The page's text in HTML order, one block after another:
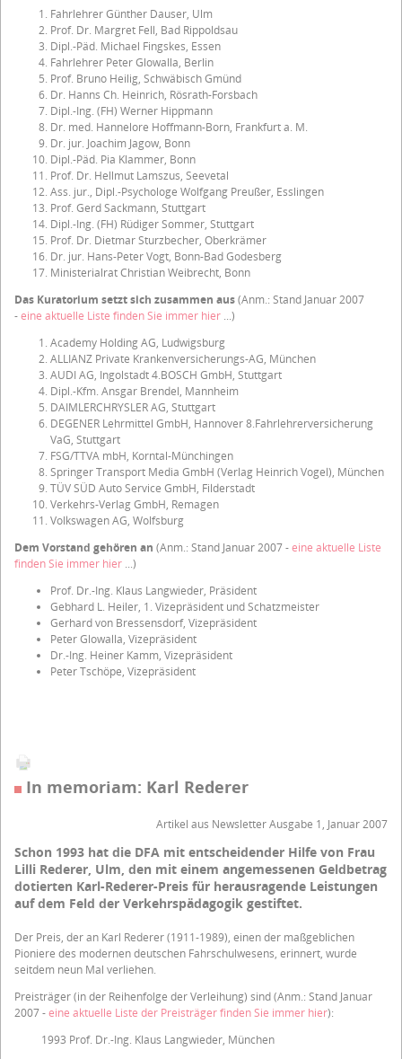
Fahrlehrer Günther Dauser, Ulm
Prof. Dr. Margret Fell, Bad Rippoldsau
Dipl.-Päd. Michael Fingskes, Essen
Fahrlehrer Peter Glowalla, Berlin
Prof. Bruno Heilig, Schwäbisch Gmünd
Dr. Hanns Ch. Heinrich, Rösrath-Forsbach
Dipl.-Ing. (FH) Werner Hippmann
Dr. med. Hannelore Hoffmann-Born, Frankfurt a. M.
Dr. jur. Joachim Jagow, Bonn
Dipl.-Päd. Pia Klammer, Bonn
Prof. Dr. Hellmut Lamszus, Seevetal
Ass. jur., Dipl.-Psychologe Wolfgang Preußer, Esslingen
Prof. Gerd Sackmann, Stuttgart
Dipl.-Ing. (FH) Rüdiger Sommer, Stuttgart
Prof. Dr. Dietmar Sturzbecher, Oberkrämer
Dr. jur. Hans-Peter Vogt, Bonn-Bad Godesberg
Ministerialrat Christian Weibrecht, Bonn
Das Kuratorium setzt sich zusammen aus(Anm.: Stand Januar 2007
-eine aktuelle Liste finden Sie immer hier ...)
Academy Holding AG, Ludwigsburg
ALLIANZ Private Krankenversicherungs-AG, München
AUDI AG, Ingolstadt 4.BOSCH GmbH, Stuttgart
Dipl.-Kfm. Ansgar Brendel, Mannheim
DAIMLERCHRYSLER AG, Stuttgart
DEGENER Lehrmittel GmbH, Hannover 8.Fahrlehrerversicherung
VaG, Stuttgart
FSG/TTVA mbH, Korntal-Münchingen
Springer Transport Media GmbH (Verlag Heinrich Vogel), München
TÜV SÜD Auto Service GmbH, Filderstadt
Verkehrs-Verlag GmbH, Remagen
Volkswagen AG, Wolfsburg
Dem Vorstand gehören an (Anm.: Stand Januar 2007 -eine aktuelle Liste
finden Sie immer hier ...)
Prof. Dr.-Ing. Klaus Langwieder, Präsident
Gebhard L. Heiler, 1. Vizepräsident und Schatzmeister
Gerhard von Bressensdorf, Vizepräsident
Peter Glowalla, Vizepräsident
Dr.-Ing. Heiner Kamm, Vizepräsident
Peter Tschöpe, Vizepräsident
In memoriam: Karl Rederer
Artikel aus Newsletter Ausgabe 1, Januar 2007
Schon 1993 hat die DFA mit entscheidender Hilfe von Frau
Lilli Rederer, Ulm, den mit einem angemessenen Geldbetrag
dotierten Karl-Rederer-Preis für herausragende Leistungen
auf dem Feld der Verkehrspädagogik gestiftet.
Der Preis, der an Karl Rederer (1911-1989), einen der maßgeblichen
Pioniere des modernen deutschen Fahrschulwesens, erinnert, wurde
seitdem neun Mal verliehen.
Preisträger (in der Reihenfolge der Verleihung) sind (Anm.: Stand Januar
2007 -eine aktuelle Liste der Preisträger finden Sie immer hier):
1993 Prof. Dr.-Ing. Klaus Langwieder, München